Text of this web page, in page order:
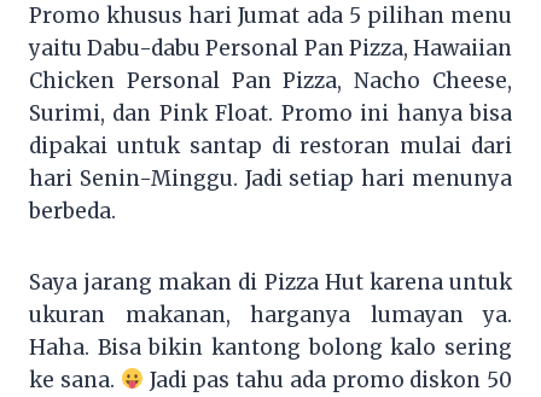
Promo khusus hari Jumat ada 5 pilihan menu
yaitu Dabu-dabu Personal Pan Pizza, Hawaiian
Chicken Personal Pan Pizza, Nacho Cheese,
Surimi, dan Pink Float. Promo ini hanya bisa
dipakai untuk santap di restoran mulai dari
hari Senin-Minggu. Jadi setiap hari menunya
berbeda.
Saya jarang makan di Pizza Hut karena untuk
ukuran makanan, harganya lumayan ya.
Haha. Bisa bikin kantong bolong kalo sering
ke sana.
Jadi pas tahu ada promo diskon 50